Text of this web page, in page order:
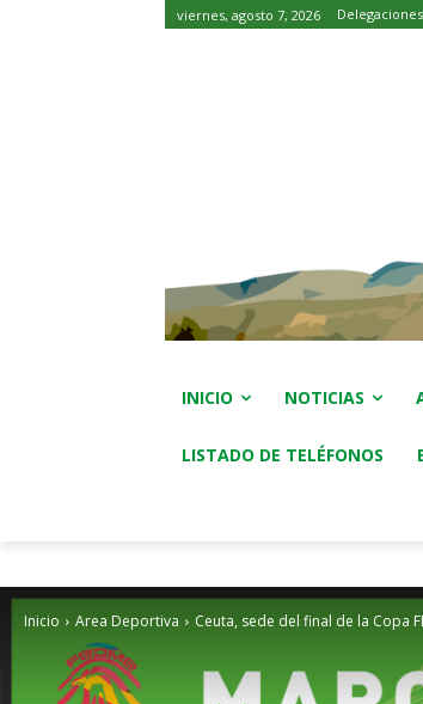
viernes, agosto 7, 2026 Delegaciones
INICIO NOTICIAS
LISTADO DE TELÉFONOS
Inicio Area Deportiva Ceuta, sede del final de la Copa